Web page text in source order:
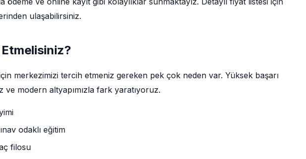
ulaşabilirsiniz.
merkezimizi tercih etmeniz gereken pek çok neden var. Yüksek başarı
ve modern altyapımızla fark yaratıyoruz.
odaklı eğitim
filosu